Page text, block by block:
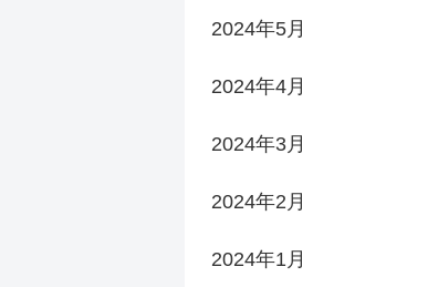
2024年5月
2024年4月
2024年3月
2024年2月
2024年1月